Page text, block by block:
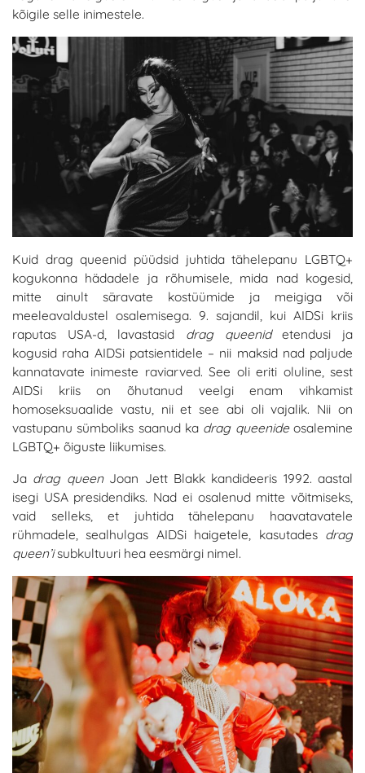
kõigile selle inimestele.
Kuid drag queenid püüdsid juhtida tähelepanu LGBTQ+
kogukonna hädadele ja rõhumisele, mida nad kogesid,
mitte ainult säravate kostüümide ja meigiga või
meeleavaldustel osalemisega. 9. sajandil, kui AIDSi kriis
raputas USA-d, lavastasid drag queenidetendusi ja
kogusid raha AIDSi patsientidele – nii maksid nad paljude
kannatavate inimeste raviarved. See oli eriti oluline, sest
AIDSi kriis on õhutanud veelgi enam vihkamist
homoseksuaalide vastu, nii et see abi oli vajalik. Nii on
vastupanu sümboliks saanud ka drag queenideosalemine
LGBTQ+ õiguste liikumises.
Ja drag queenJoan Jett Blakk kandideeris 1992. aastal
isegi USA presidendiks. Nad ei osalenud mitte võitmiseks,
vaid selleks, et juhtida tähelepanu haavatavatele
rühmadele, sealhulgas AIDSi haigetele, kasutades drag
queen’isubkultuuri hea eesmärgi nimel.